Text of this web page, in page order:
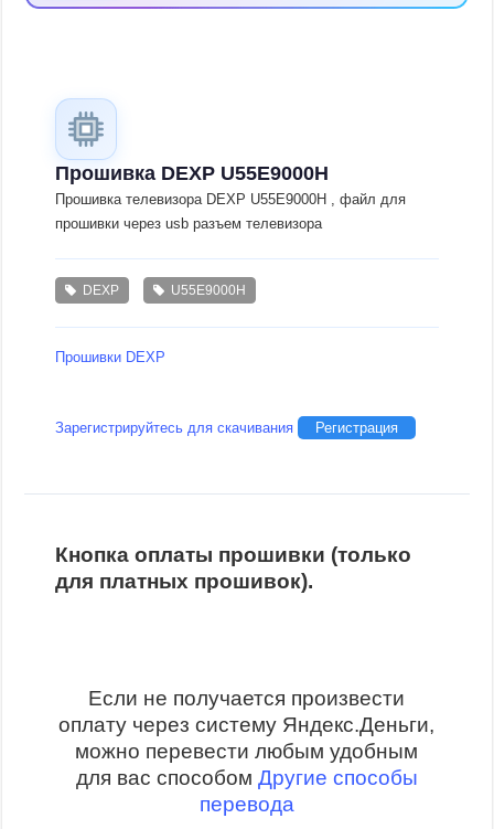
Прошивка DEXP U55E9000H
Прошивка телевизора DEXP U55E9000H , файл для
прошивки через usb разъем телевизора
DEXP U55E9000H
Прошивки DEXP
Зарегистрируйтесь для скачивания Регистрация
Кнопка оплаты прошивки (только
для платных прошивок).
Если не получается произвести
оплату через систему Яндекс.Деньги,
можно перевести любым удобным
для вас способом Другие способы
перевода